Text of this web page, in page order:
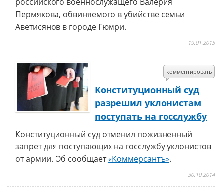
Пермякова, обвиняемого в убийстве семьи
Аветисянов в городе Гюмри.
19.01.2015
комментировать
Конституционный суд
разрешил уклонистам
поступать на госслужбу
Конституционный суд отменил пожизненный
запрет для поступающих на госслужбу уклонистов
от армии. Об сообщает«Коммерсантъ».
30.10.2014